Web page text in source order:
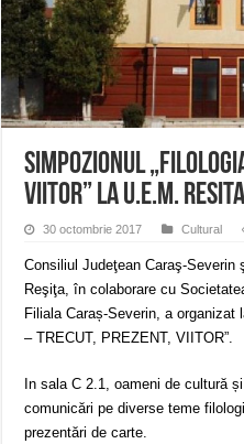
ANUNŢ OPRIRE APĂ în
ANUNȚ OPRIRE APĂ în Reșița,
Simpozionul
VIITOR” la U.E.M. Resita
30 octombrie 2017 Cultural
Consiliul Judeţean Caraş-Severin
Reşiţa, în colaborare cu
Filiala Caraș-Severin, a organizat
– TRECUT, PREZENT, VIITOR”.
In sala C 2.1, oameni de cultură
comunicări pe diverse teme
prezentări de carte.